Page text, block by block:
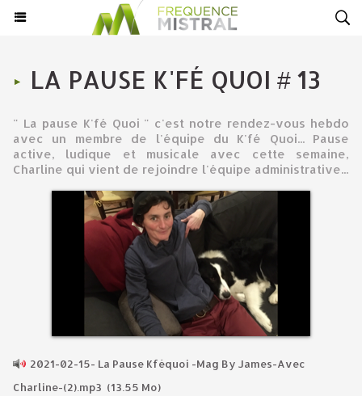
LA PAUSE K'FÉ QUOI # 13
" La pause K'fé Quoi " c'est notre rendez-vous hebdo
avec un membre de l'équipe du K'fé Quoi... Pause
active, ludique et musicale avec cette semaine,
Charline qui vient de rejoindre l'équipe administrative...
2021-02-15- La Pause Kféquoi -Mag By James-Avec
Charline-(2).mp3 (13.55 Mo)